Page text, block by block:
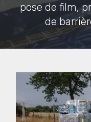
pose de film,
de